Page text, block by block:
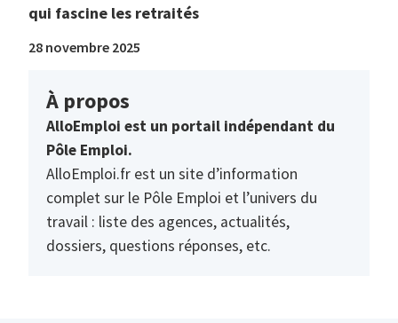
qui fascine les retraités
28 novembre 2025
À propos
AlloEmploi est un portail indépendant du
Pôle Emploi.
AlloEmploi.fr est un site d’information
complet sur le Pôle Emploi et l’univers du
travail : liste des agences, actualités,
dossiers, questions réponses, etc.